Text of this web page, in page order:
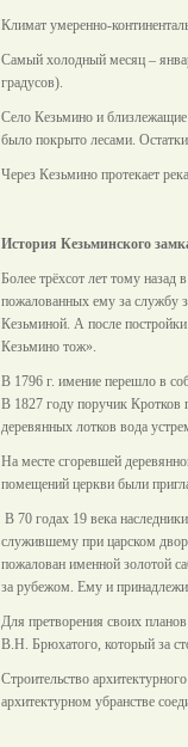
Климат умеренно-
Самый холодный месяц –
градусов).
Село Кезьмино и близлежащие
было покрыто лесами.
Через Кезьмино протекает
История
Более трёхсот лет тому
пожалованных ему за службу
Кезьминой. А после
Кезьмино тож».
В 1796 г. имение перешло в
В 1827 году поручик Кротков
деревянных лотков вода
На месте сгоревшей
помещений церкви были
В 70 годах 19 века
служившему при царском
пожалован именной золотой
за рубежом. Ему и
Для претворения своих
В.Н. Брюхатого, который за
Строительство
архитектурном убранстве